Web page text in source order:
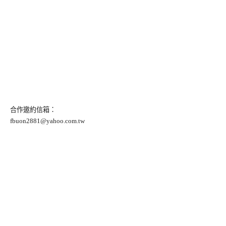
合作邀約信箱：
fbuon2881@yahoo.com.tw